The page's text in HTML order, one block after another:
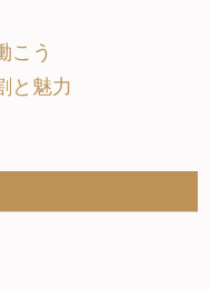
こう
と魅力